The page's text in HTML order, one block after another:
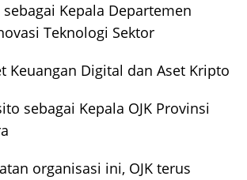
Kepala Departemen
Teknologi Sektor
Keuangan Digital dan Aset Kripto
sebagai Kepala OJK Provinsi
organisasi ini, OJK terus